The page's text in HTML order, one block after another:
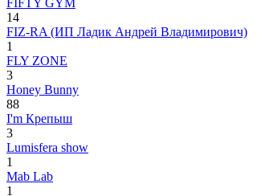
14
FIZ-RA (ИП Ладик Андрей Владимирович)
1
FLY ZONE
3
Honey Bunny
88
I'm Крепыш
3
Lumisfera show
1
Mab Lab
1